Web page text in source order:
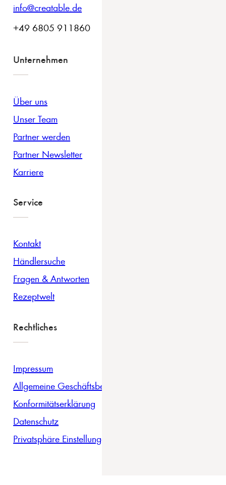
info@creatable.de
+49 6805 911860
Unternehmen
Über uns
Unser Team
Partner werden
Partner Newsletter
Karriere
Service
Kontakt
Händlersuche
Fragen & Antworten
Rezeptwelt
Rechtliches
Impressum
Allgemeine Geschäftsbedingungen
Konformitätserklärung
Datenschutz
Privatsphäre Einstellungen